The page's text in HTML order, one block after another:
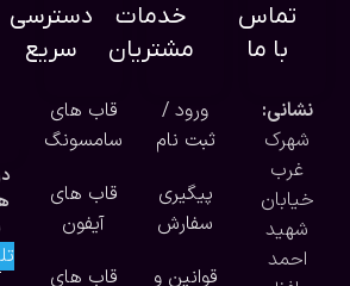
تماس
با ما
نشانی:
شهرک
غرب
خیابان
شهید
احمد
خدمات
مشتریان
ورود /
ثبت نام
پیگیری
سفارش
قوانین و
دسترسی
سریع
قاب های
سامسونگ
قاب های
آیفون
قاب های